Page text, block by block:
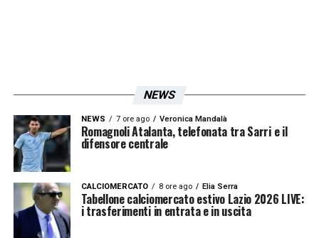
LA PLAYLIST DELLE NOSTRE TOP NEWS
NEWS
NEWS 7 ore ago Veronica Mandalà
Romagnoli Atalanta, telefonata tra Sarri e il
difensore centrale
CALCIOMERCATO 8 ore ago Elia Serra
Tabellone calciomercato estivo Lazio 2026 LIVE:
i trasferimenti in entrata e in uscita